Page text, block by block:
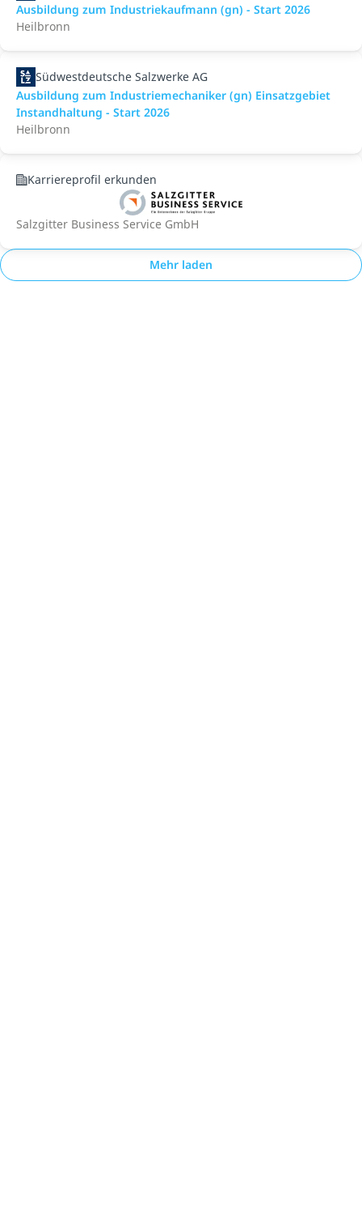
Ausbildung zum Industriekaufmann (gn) - Start 2026
Heilbronn
Südwestdeutsche Salzwerke AG
Ausbildung zum Industriemechaniker (gn) Einsatzgebiet
Instandhaltung - Start 2026
Heilbronn
Karriereprofil erkunden
Salzgitter Business Service GmbH
Mehr laden